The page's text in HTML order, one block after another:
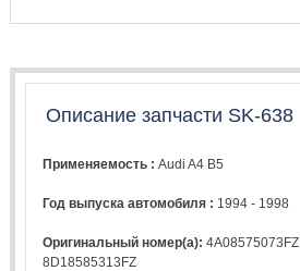
Описание запчасти SK-638
Применяемость :Audi A4 B5
Год выпуска автомобиля : 1994 - 1998
Оригинальный номер(а):4A08575073FZ
8D18585313FZ